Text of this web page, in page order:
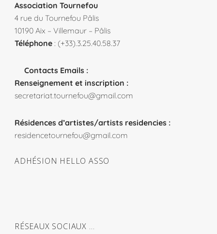
Association Tournefou
4 rue du Tournefou Pâlis
10190 Aix – Villemaur – Pâlis
Téléphone : (+33).3.25.40.58.37
Contacts Emails :
Renseignement et inscription :
secretariat.tournefou@gmail.com
Résidences d’artistes/artists residencies :
residencetournefou@gmail.com
ADHÉSION HELLO ASSO
RÉSEAUX SOCIAUX …